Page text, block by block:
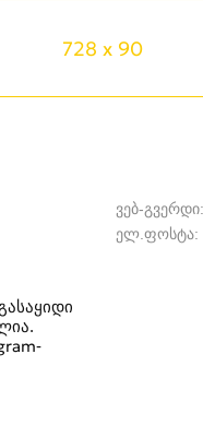
728 x 90
ვებ-გვერდი
ელ.ფოსტა